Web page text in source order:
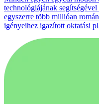
technológiájának
egyszerre több millióan
igényeihez igazított oktatási